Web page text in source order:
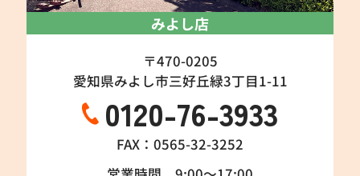
みよし店
〒470-0205
愛知県みよし市三好丘緑3丁目1-11
0120-76-3933
FAX：0565-32-3252